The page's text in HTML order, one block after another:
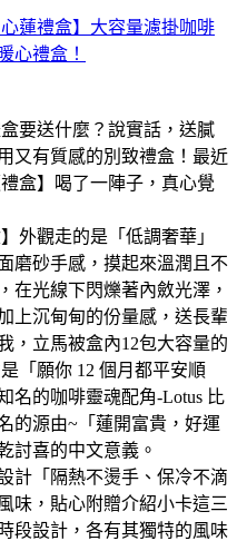
蓮禮盒】大容量濾掛咖啡
心禮盒！
要送什麼？說實話，送膩
又有質感的別致禮盒！最近
盒】喝了一陣子，真心覺
外觀走的是「低調奢華」
磨砂手感，摸起來溫潤且不
在光線下閃爍著內斂光澤，
上沉甸甸的份量感，送長輩
，立馬被盒內12包大容量的
「願你 12 個月都平安順
名的咖啡靈魂配角-Lotus 比
的源由~「蓮開富貴，好運
討喜的中文意義。
計「隔熱不燙手、保冷不滴
味，貼心附贈介紹小卡這三
段設計，各有其獨特的風味